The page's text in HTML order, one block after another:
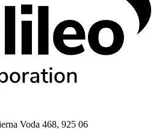
Voda 468, 925 06